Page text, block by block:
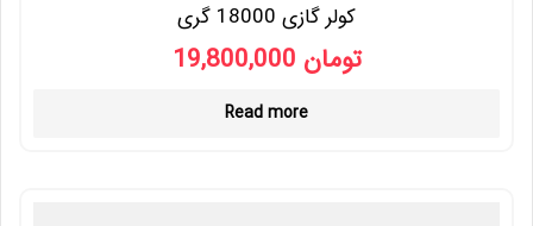
کولر گازی 18000 گری
تومان
Read more